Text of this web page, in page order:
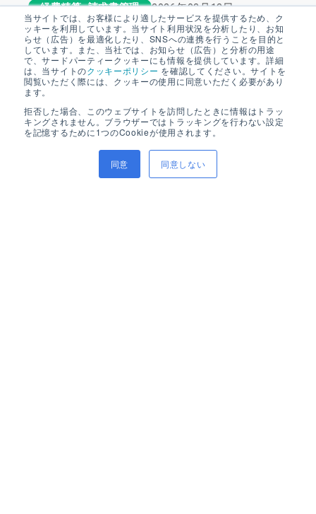
当サイトでは、お客様により適したサービスを提供するため、ク
ッキーを利用しています。当サイト利用状況を分析したり、お知
らせ（広告）を最適化したり、SNSへの連携を行うことを目的と
しています。また、当社では、お知らせ（広告）と分析の用途
で、サードパーティークッキーにも情報を提供しています。詳細
は、当サイトのクッキーポリシー を確認してください。サイトを
閲覧いただく際には、クッキーの使用に同意いただく必要があり
ます。
拒否した場合、このウェブサイトを訪問したときに情報はトラッ
キングされません。ブラウザーではトラッキングを行わない設定
を記憶するために1つのCookieが使用されます。
同意 同意しない
経費精算_請求書管理 2026年03月13日
経費精算の承認フロー例3選｜よくある課題や解
決方法についても解説